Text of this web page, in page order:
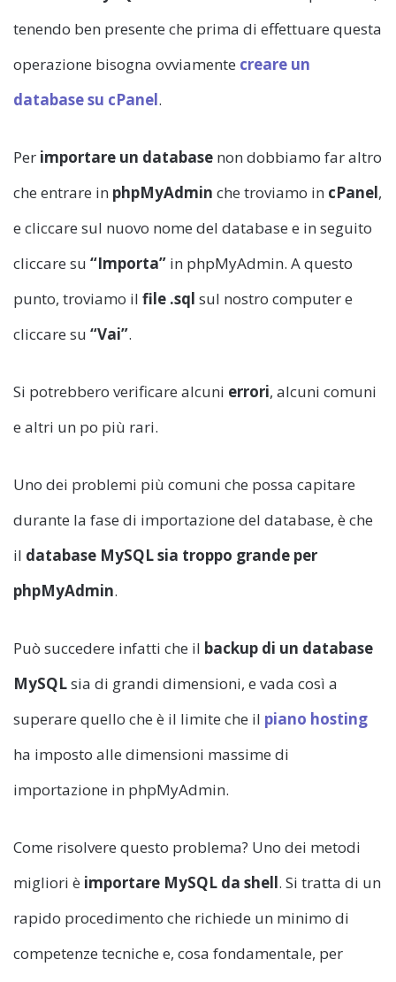
tenendo ben presente che prima di effettuare questa
operazione bisogna ovviamente creare un
database su cPanel.
Per importare un database non dobbiamo far altro
che entrare in phpMyAdmin che troviamo in cPanel,
e cliccare sul nuovo nome del database e in seguito
cliccare su “Importa” in phpMyAdmin. A questo
punto, troviamo il file .sql sul nostro computer e
cliccare su “Vai”.
Si potrebbero verificare alcuni errori, alcuni comuni
e altri un po più rari.
Uno dei problemi più comuni che possa capitare
durante la fase di importazione del database, è che
il database MySQL sia troppo grande per
phpMyAdmin.
Può succedere infatti che il backup di un database
MySQLsia di grandi dimensioni, e vada così a
superare quello che è il limite che il piano hosting
ha imposto alle dimensioni massime di
importazione in phpMyAdmin.
Come risolvere questo problema? Uno dei metodi
migliori è importare MySQL da shell. Si tratta di un
rapido procedimento che richiede un minimo di
competenze tecniche e, cosa fondamentale, per